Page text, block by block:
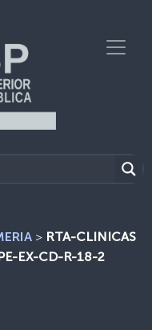
> RTA-CLINICAS
EX-CD-R-18-2